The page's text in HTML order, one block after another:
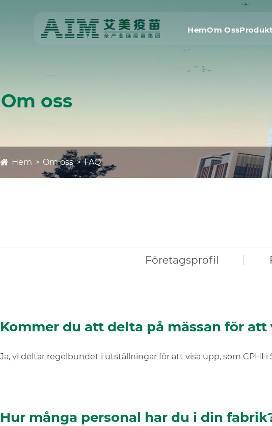
HemOm Oss
Om oss
Hem Om oss FAQ
Företagsprofil
Kommer du att delta på mässan för
Ja, vi deltar regelbundet i utställningar för att visa upp, som CPHI i
Hur många personal har du i din